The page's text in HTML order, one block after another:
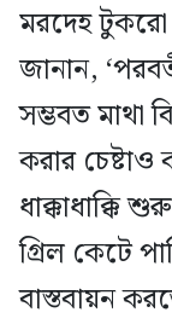
মরদেহ টুকরো
জানান,
সম্ভবত মাথা
করার চেষ্টাও
গ্রিল কেটে
বাস্তবায়ন